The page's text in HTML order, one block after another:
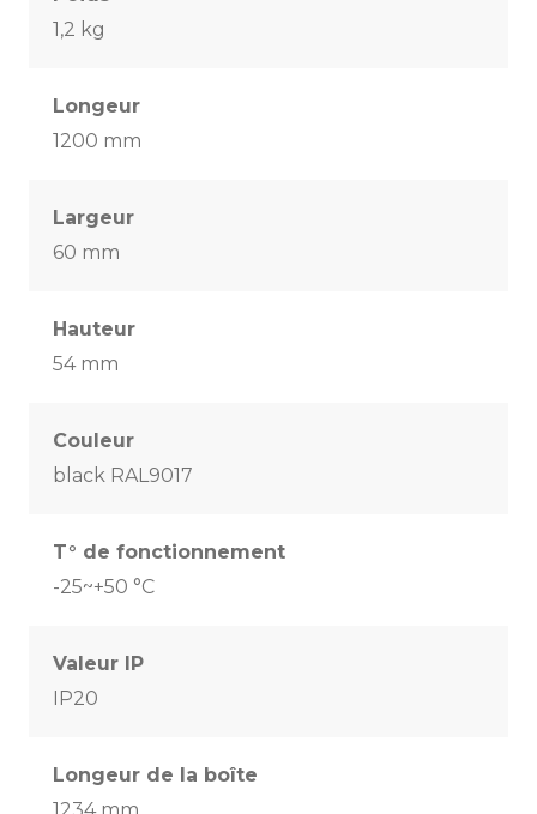
1,2 kg
Longeur
1200 mm
Largeur
60 mm
Hauteur
54 mm
Couleur
black RAL9017
T° de fonctionnement
-25~+50 °C
Valeur IP
IP20
Longeur de la boîte